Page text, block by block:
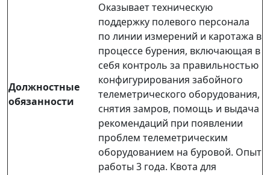
Должностные
обязанности
Оказывает техническую
поддержку полевого персонала
по линии измерений и каротажа в
процессе бурения, включающая в
себя контроль за правильностью
конфигурирования забойного
телеметрического оборудования,
снятия замров, помощь и выдача
рекомендаций при появлении
проблем телеметрическим
оборудованием на буровой. Опыт
работы 3 года. Квота для